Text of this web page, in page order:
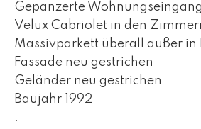
Gepanzerte
Velux Cabriolet in den
Massivparkett überall außer in
Fassade neu gestrichen
Geländer neu gestrichen
Baujahr 1992
.